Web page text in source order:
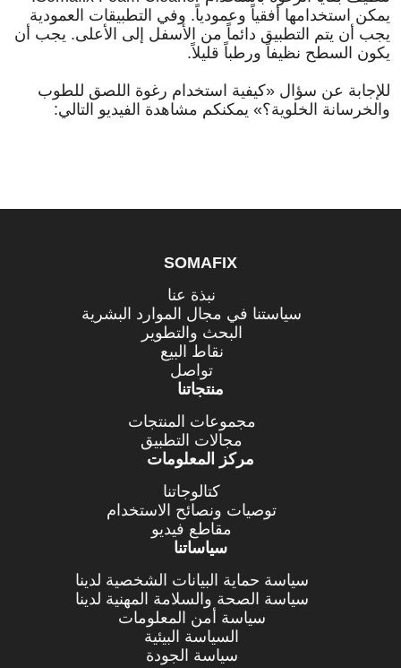
يمكن استخدامها أفقياً وعمودياً. وفي التطبيقات العمودية
يجب أن يتم التطبيق دائماً من الأسفل إلى الأعلى. يجب أن
يكون السطح نظيفاً ورطباً قليلاً.
للإجابة عن سؤال «كيفية استخدام رغوة اللصق للطوب
والخرسانة الخلوية؟» يمكنكم مشاهدة الفيديو التالي:
SOMAFIX
نبذة عنا
سياستنا في مجال الموارد البشرية
البحث والتطوير
نقاط البيع
تواصل
منتجاتنا
مجموعات المنتجات
مجالات التطبيق
مركز المعلومات
كتالوجاتنا
توصيات ونصائح الاستخدام
مقاطع فيديو
سياساتنا
سياسة حماية البيانات الشخصية لدينا
سياسة الصحة والسلامة المهنية لدينا
سياسة أمن المعلومات
السياسة البيئية
سياسة الجودة